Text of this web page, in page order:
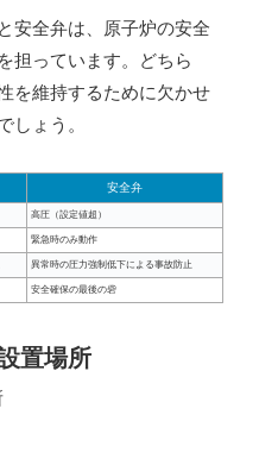
安全弁は、原子炉の安全
担っています。どちら
を維持するために欠かせ
しょう。
安全弁
高圧（設定値超）
緊急時のみ動作
異常時の圧力強制低下による事故防止
安全確保の最後の砦
置場所